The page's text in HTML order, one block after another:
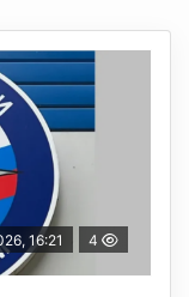
16:21 4